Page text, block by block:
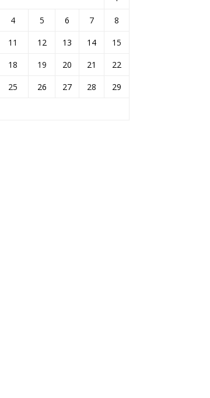
4 5 6 7
8
11 12 13 14
15
18 19 20 21
22
25 26 27 28
29